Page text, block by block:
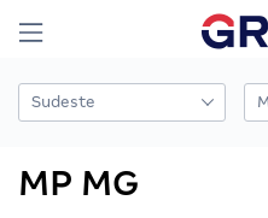
MP MG